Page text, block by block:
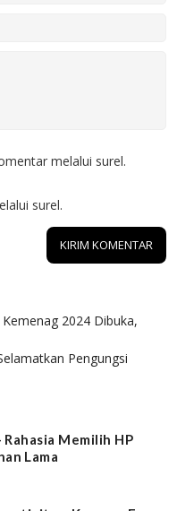
melalui surel.
surel.
2024 Dibuka,
Pengungsi
Memilih HP
Lama